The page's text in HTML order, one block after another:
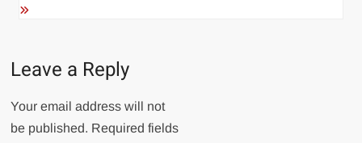
Leave a Reply
Your email address will not
be published. Required fields